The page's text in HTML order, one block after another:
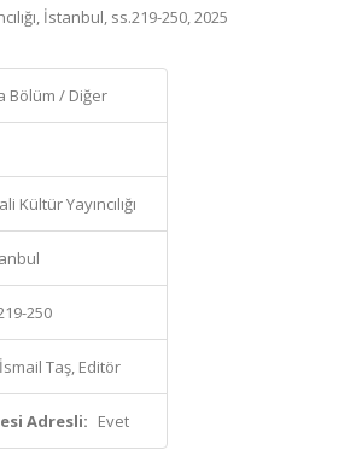
İstanbul, ss.219-250, 2025
Bölüm / Diğer
Kültür Yayıncılığı
250
Taş, Editör
Adresli: Evet